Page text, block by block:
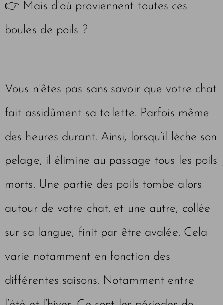
👉 Mais d’où proviennent toutes ces
boules de poils ?
Vous n’êtes pas sans savoir que votre chat
fait assidûment sa toilette. Parfois même
des heures durant. Ainsi, lorsqu’il lèche son
pelage, il élimine au passage tous les poils
morts. Une partie des poils tombe alors
autour de votre chat, et une autre, collée
sur sa langue, finit par être avalée. Cela
varie notamment en fonction des
différentes saisons. Notamment entre